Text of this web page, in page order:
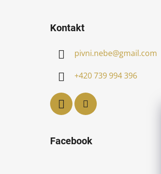
Kontakt
pivni.nebe@gmail.com
+420 739 994 396
Facebook